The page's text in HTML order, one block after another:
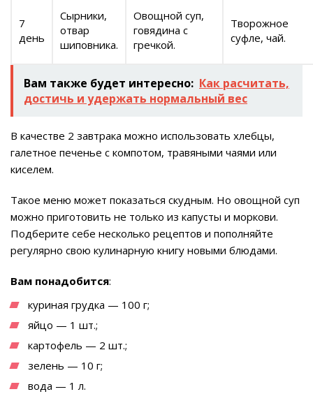
7
день
Сырники,
отвар
шиповника.
Овощной суп,
говядина с
гречкой.
Творожное
суфле, чай.
Вам также будет интересно: Как расчитать,
достичь и удержать нормальный вес
В качестве 2 завтрака можно использовать хлебцы,
галетное печенье с компотом, травяными чаями или
киселем.
Такое меню может показаться скудным. Но овощной суп
можно приготовить не только из капусты и моркови.
Подберите себе несколько рецептов и пополняйте
регулярно свою кулинарную книгу новыми блюдами.
Вам понадобится:
куриная грудка — 100 г;
яйцо — 1 шт.;
картофель — 2 шт.;
зелень — 10 г;
вода — 1 л.